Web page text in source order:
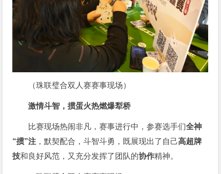
（珠联璧合双人赛赛事现场）
激情斗智，掼蛋火热燃爆犁桥
比赛现场热闹非凡，赛事进行中，参赛选手们全神
“掼”注 ，默契配合，斗智斗勇，既展现出了自己高超牌
技和良好风范，又充分发挥了团队的协作精神。